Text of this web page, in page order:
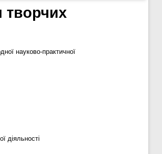
творчих
науково-практичної
діяльності